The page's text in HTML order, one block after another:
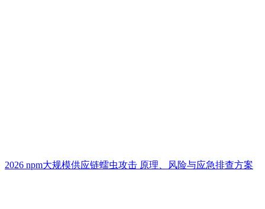
2026 npm大规模供应链蠕虫攻击 原理、风险与应急排查方案